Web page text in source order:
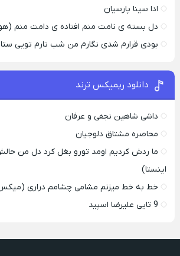
ادا سینا پارسیان
دل بسته ی نامت منم افتاده ی دامت منم
بودی قرارم شدی نگارم من شب تارم تویی
دانلود ریمیکس ترند
داشی شاهین نجفی و عرفان
محاصره مشتاق دلوجیان
ما ردش کردیم اومد تورو بغل کرد دل من
اینستا)
خط به خط میزنم مشامی چشامم دراری
9 تایی علیرضا اسپید